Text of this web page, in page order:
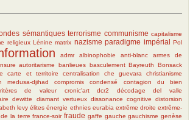
sémantiques terrorisme communisme capitalisme
religieux Lénine matrix nazisme paradigme impérial Pol
admr albinophobie anti-blanc
armes de
autoritarisme banlieues basculement Bayreuth
Bonsack
carte et territoire centralisation che guevara
christianisme
medusa-djihad compromis condensé
contagion du bien
de valeur cronic'art dcr2 décodage del valle
dewitte diamant vertueux dissonance cognitive
distorsion
levy élites énergie ethnies eurabia extrême droite extrême-
la terre france-soir fraude gaffe gauche gauchisme genèse